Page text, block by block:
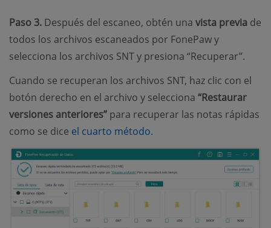
Paso 3. Después del escaneo, obtén una vista previa de
todos los archivos escaneados por FonePaw y
selecciona los archivos SNT y presiona “Recuperar”.
Cuando se recuperan los archivos SNT, haz clic con el
botón derecho en el archivo y selecciona “Restaurar
versiones anteriores” para recuperar las notas rápidas
como se dice el cuarto método.